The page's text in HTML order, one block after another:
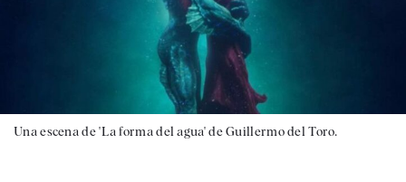
Una escena de 'La forma del agua' de Guillermo del Toro.